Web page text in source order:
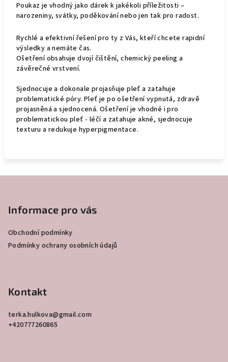
Poukaz je vhodný jako dárek k jakékoli příležitosti –
narozeniny, svátky, poděkování nebo jen tak pro radost.
Rychlé a efektivní řešení pro ty z Vás, kteří chcete rapidní
výsledky a nemáte čas.
Ošetření obsahuje dvojí čištění, chemický peeling a
závěrečné vrstvení.
Sjednocuje a dokonale projasňuje pleť a zatahuje
problematické póry. Pleť je po ošetření vypnutá, zdravě
projasněná a sjednocená. Ošetření je vhodné i pro
problematickou pleť - léčí a zatahuje akné, sjednocuje
texturu a redukuje hyperpigmentace.
Informace pro vás
Obchodní podmínky
Podmínky ochrany osobních údajů
Kontakt
terka.hulkova@gmail.com
+420777260865